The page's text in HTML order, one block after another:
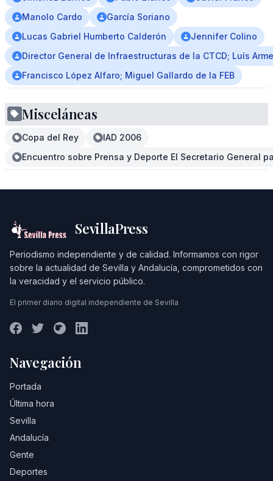
Manolo Cardo
García Soriano
Lucas Gabriel Humberto Calderón
Jennifer Colino
Director General de Infraestructuras de la CTCD; Luís
Francisco López Alfaro; Miguel Gallardo de la FEB
Misceláneas
Copa del Rey
IAD 2006
Encuentro sobre Prensa y Deporte El Secretario General
SevillaPress
Periodismo independiente y de calidad. Informamos con rigor
sobre la actualidad de Sevilla y Andalucía, comprometidos con
la veracidad y el servicio público.
El primer diario digital independiente de Sevilla
Navegación
Portada
Última hora
Sevilla
Andalucía
Gente
Deportes